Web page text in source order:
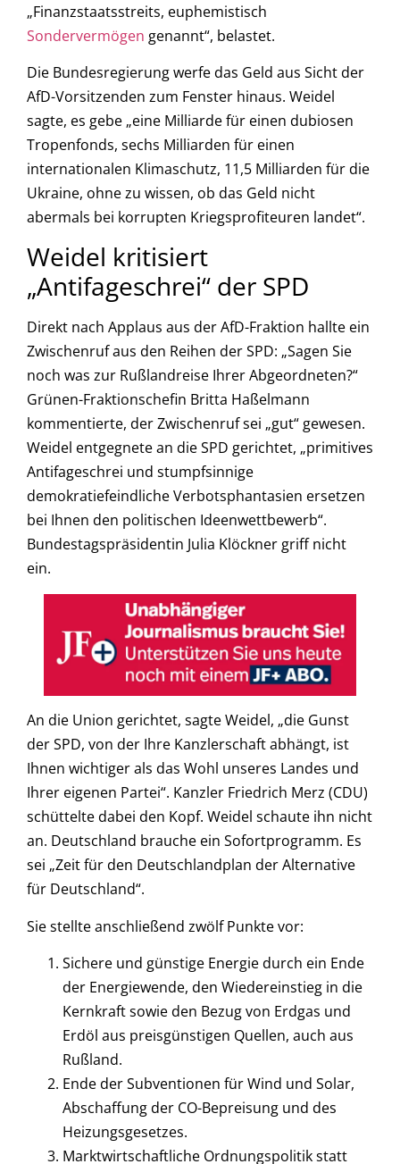
„Finanzstaatsstreits, euphemistisch
Sondervermögen genannt“, belastet.
Die Bundesregierung werfe das Geld aus Sicht der
AfD-Vorsitzenden zum Fenster hinaus. Weidel
sagte, es gebe „eine Milliarde für einen dubiosen
Tropenfonds, sechs Milliarden für einen
internationalen Klimaschutz, 11,5 Milliarden für die
Ukraine, ohne zu wissen, ob das Geld nicht
abermals bei korrupten Kriegsprofiteuren landet“.
Weidel kritisiert
„Antifageschrei“ der SPD
Direkt nach Applaus aus der AfD-Fraktion hallte ein
Zwischenruf aus den Reihen der SPD: „Sagen Sie
noch was zur Rußlandreise Ihrer Abgeordneten?“
Grünen-Fraktionschefin Britta Haßelmann
kommentierte, der Zwischenruf sei „gut“ gewesen.
Weidel entgegnete an die SPD gerichtet, „primitives
Antifageschrei und stumpfsinnige
demokratiefeindliche Verbotsphantasien ersetzen
bei Ihnen den politischen Ideenwettbewerb“.
Bundestagspräsidentin Julia Klöckner griff nicht
ein.
An die Union gerichtet, sagte Weidel, „die Gunst
der SPD, von der Ihre Kanzlerschaft abhängt, ist
Ihnen wichtiger als das Wohl unseres Landes und
Ihrer eigenen Partei“. Kanzler Friedrich Merz (CDU)
schüttelte dabei den Kopf. Weidel schaute ihn nicht
an. Deutschland brauche ein Sofortprogramm. Es
sei „Zeit für den Deutschlandplan der Alternative
für Deutschland“.
Sie stellte anschließend zwölf Punkte vor:
Sichere und günstige Energie durch ein Ende
der Energiewende, den Wiedereinstieg in die
Kernkraft sowie den Bezug von Erdgas und
Erdöl aus preisgünstigen Quellen, auch aus
Rußland.
Ende der Subventionen für Wind und Solar,
Abschaffung der CO-Bepreisung und des
Heizungsgesetzes.
Marktwirtschaftliche Ordnungspolitik statt